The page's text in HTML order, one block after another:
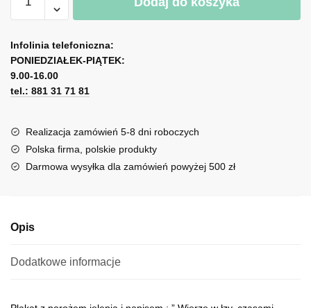
Obraz
w
łzy...
l
t
e
r
a
t
i
Infolinia telefoniczna:
PONIEDZIAŁEK-PIĄTEK:
9.00-16.00
tel.: 881 31 71 81
Realizacja zamówień 5-8 dni roboczych
Polska firma, polskie produkty
Darmowa wysyłka dla zamówień powyżej 500 zł
Opis
Dodatkowe informacje